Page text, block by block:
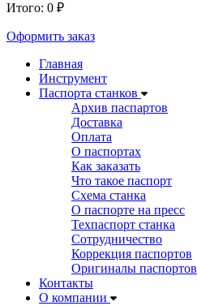
Итого: 0 ₽
Оформить заказ
Главная
Инструмент
Паспорта станков
Архив паспартов
Доставка
Оплата
О паспортах
Как заказать
Что такое паспорт
Схема станка
О паспорте на пресс
Техпаспорт станка
Сотрудничество
Коррекция паспортов
Оригиналы паспортов
Контакты
О компании